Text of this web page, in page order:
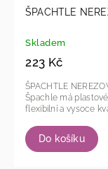
ŠPACHTLE
Skladem
223 Kč
Do košíku
ŠPACHTLE NEREZOVÁ -
Špachle má plastové
flexibilní a vysoce